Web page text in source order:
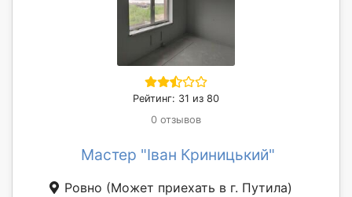
Рейтинг: 31 из 80
0 отзывов
Мастер "Іван Криницький"
Ровно (Может приехать в г. Путила)